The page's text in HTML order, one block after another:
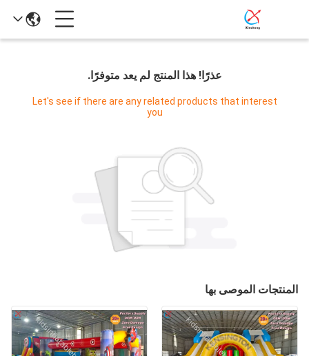
عذرًا! هذا المنتج لم يعد متوفرًا.
Let's see if there are any related products that interest
you
المنتجات الموصى بها